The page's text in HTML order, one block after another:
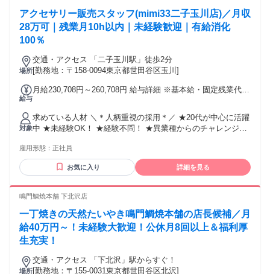
合がございます) ※本求人は中途採用枠となり、新卒採用とは
選考枠が異なります
アクセサリー販売スタッフ(mimi33二子玉川店)／月収
28万可｜残業月10h以内｜未経験歓迎｜有給消化
100％
場所
交通・アクセス 「二子玉川駅」徒歩2分
[勤務地：〒158-0094東京都世田谷区玉川]
給与
月給230,708円～260,708円 給与詳細 ※基本給・固定残業代の
あり 1ヶ月あたり4708円（固定残業時間：1ヶ月あたり3時
間） 固定残業時間を超えた勤務時間については別途残業代を
支給する 【一律手当】 全員に一律で支払われる通勤・皆勤・
家族手当金額：なし 全員に一律で支払われるその他手当金
（実績に準じます） 【手当】 ・交通費（3万円迄／月） ・時
間外手当（全額支給） ・住宅手当（2万8000円迄／月） ・役
職手当（主任：6000円～） ・皆勤手当（半年以上勤務より支
給） ・店舗予算達成賞（7000円 ～ ） ・個人インスタインセ
ンティブ手当 (2000円～) ・正月出勤手当 (1/1:6000円、
1/2:4000円)
対象
求めている人材 ＼＊人柄重視の採用＊／ ★20代が中心に活躍
中 ★未経験OK！ ★経験不問！ ★異業種からのチャレンジ大
要Check!! https://www.instagram.com/mimi33_staff/ 【必須条
件】 ・高卒以上 ・各店舗の商品に愛を持てる方 ・おしゃれ
が好きな方 【こんな方歓迎です】 ・アクセサリーが好き ・
したい ・SNSが好き ・Instagramを見る、投稿することが好
歓迎です♪ 性別の条件と理由：女性限定（ポジティブアクショ
ン）
雇用形態： 正社員
お気に入り 詳細を見る
鳴門鯛焼本舗 下北沢店
一丁焼きの天然たいやき鳴門鯛焼本舗の店長候補／月
給40万円～！未経験大歓迎！公休月8回以上＆福利厚
生充実！
場所
交通・アクセス 「下北沢」駅からすぐ！
[勤務地：〒155-0031東京都世田谷区北沢]